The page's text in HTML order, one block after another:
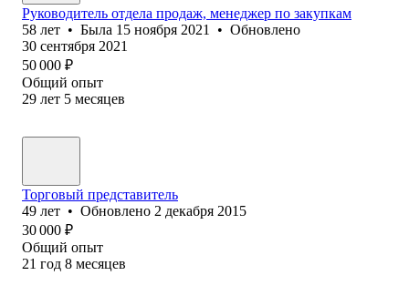
Руководитель отдела продаж, менеджер по закупкам
58 лет • Была 15 ноября 2021 • Обновлено
30 сентября 2021
50 000 ₽
Общий опыт
29 лет 5 месяцев
Торговый представитель
49 лет • Обновлено 2 декабря 2015
30 000 ₽
Общий опыт
21 год 8 месяцев